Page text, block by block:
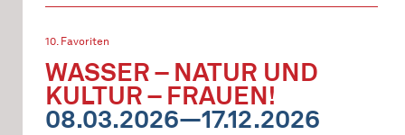
10. Favoriten
WASSER – NATUR UND
KULTUR – FRAUEN!
08.03.2026—17.12.2026